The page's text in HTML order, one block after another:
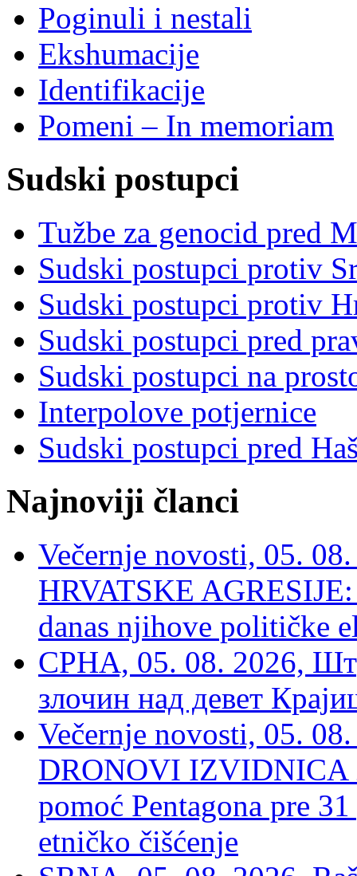
Poginuli i nestali
Ekshumacije
Identifikacije
Pomeni – In memoriam
Sudski postupci
Tužbe za genocid pred
Sudski postupci protiv
Sudski postupci protiv
Sudski postupci pred
Sudski postupci na
Interpolove potjernice
Sudski postupci pred
Najnoviji članci
Večernje novosti, 05.
HRVATSKE
danas njihove političke
СРНА, 05. 08. 2026,
злочин над девет
Večernje novosti, 05.
DRONOVI IZVIDNICA
pomoć Pentagona pre
etničko čišćenje